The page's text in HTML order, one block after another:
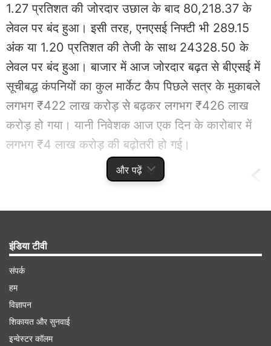
और पढ़ें
1.27 प्रतिशत की जोरदार उछाल के बाद 80,218.37 के
लेवल पर बंद हुआ। इसी तरह, एनएसई निफ्टी भी 289.15
अंक या 1.20 प्रतिशत की तेजी के साथ 24328.50 के
लेवल पर बंद हुआ। बाजार में आज जोरदार बढ़त से बीएसई में
सूचीबद्ध कंपनियों का कुल मार्केट कैप पिछले सत्र के मुकाबले
लगभग ₹422 लाख करोड़ से बढ़कर लगभग ₹426 लाख
करोड़ हो गया। यानी निवेशक आज एक दिन के कारोबार में
लगभग ₹4 लाख करोड़ की बढ़ोतरी हो गई।
Stories
इंडिया टीवी
संपर्क
हम
विज्ञापन
शिकायत और सुनवाई
इन्वेस्टर कॉलम